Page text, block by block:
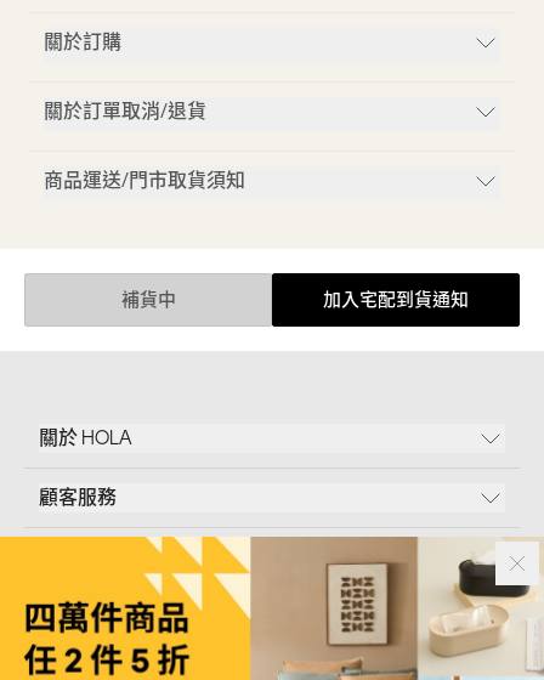
關於訂購
關於訂單取消/退貨
商品運送/門市取貨須知
補貨中 加入宅配到貨通知
關於 HOLA
顧客服務
Follow Us